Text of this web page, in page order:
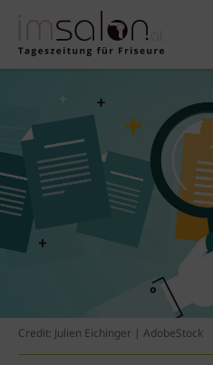
Credit: Julien Eichinger | AdobeStock